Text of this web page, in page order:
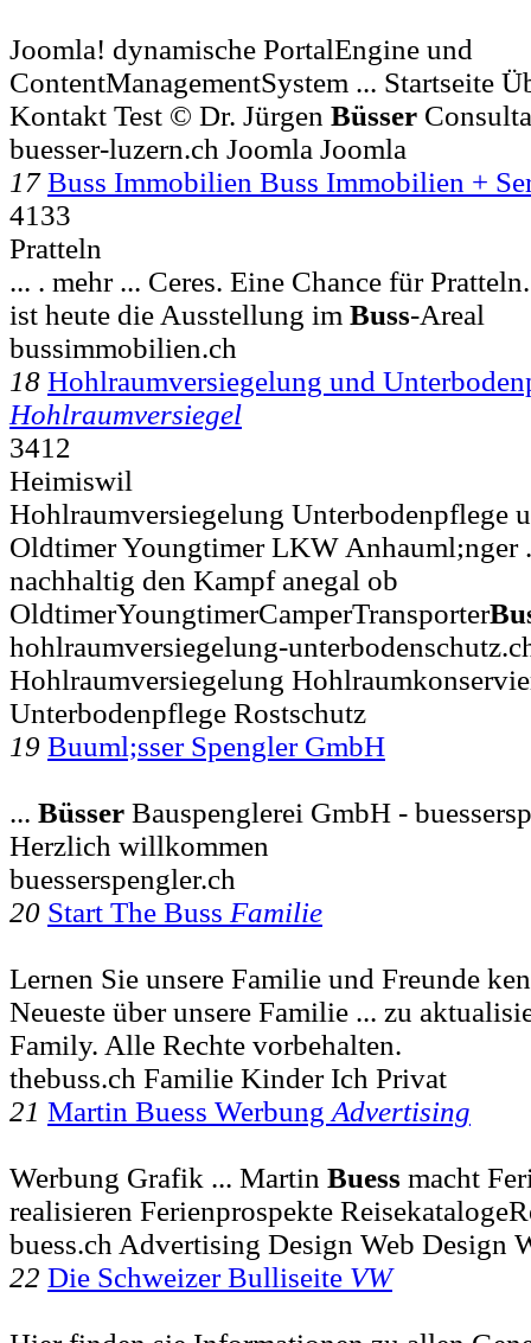
Joomla! dynamische PortalEngine und
ContentManagementSystem ... Startseite
Kontakt Test © Dr. Jürgen Büsser
buesser-luzern.ch Joomla Joomla
17 Buss Immobilien Buss Immobilien +
4133
Pratteln
... . mehr ... Ceres. Eine Chance für
ist heute die Ausstellung im Buss-Areal
bussimmobilien.ch
18 Hohlraumversiegelung und
Hohlraumversiegel
3412
Heimiswil
Hohlraumversiegelung Unterbodenpflege
Oldtimer Youngtimer LKW Anhauml;nger
nachhaltig den Kampf anegal ob
OldtimerYoungtimerCamperTransporter
hohlraumversiegelung-
Hohlraumversiegelung
Unterbodenpflege Rostschutz
19 Buuml;sser Spengler GmbH
... Büsser Bauspenglerei GmbH -
Herzlich willkommen
buesserspengler.ch
20 Start The Buss Familie
Lernen Sie unsere Familie und Freunde
Neueste über unsere Familie ... zu
Family. Alle Rechte vorbehalten.
thebuss.ch Familie Kinder Ich Privat
21 Martin Buess Werbung Advertising
Werbung Grafik ... Martin Buess macht
realisieren Ferienprospekte
buess.ch Advertising Design Web Design
22 Die Schweizer Bulliseite VW